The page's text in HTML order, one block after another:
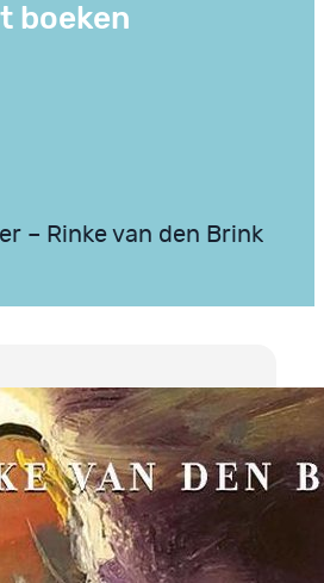
boeken
– Rinke van den Brink